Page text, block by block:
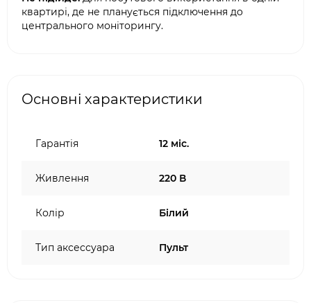
квартирі, де не планується підключення до
центрального моніторингу.
Основні характеристики
Гарантія 12 міс.
Живлення 220 В
Колір Білий
Тип аксессуара Пульт